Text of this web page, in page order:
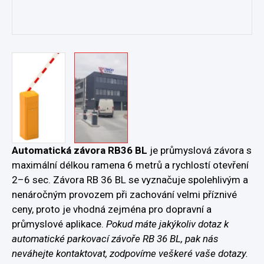
Automatická závora RB36 BL je průmyslová závora s
maximální délkou ramena 6 metrů a rychlostí otevření
2–6 sec. Závora RB 36 BL se vyznačuje spolehlivým a
nenáročným provozem při zachování velmi příznivé
ceny, proto je vhodná zejména pro dopravní a
průmyslové aplikace. Pokud máte jakýkoliv dotaz k
automatické parkovací závoře RB 36 BL, pak nás
neváhejte kontaktovat, zodpovíme veškeré vaše dotazy.